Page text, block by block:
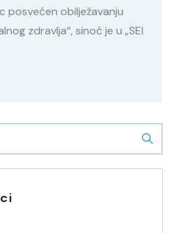
posvećen obilježavanju
zdravlja“, sinoć je u „SEI